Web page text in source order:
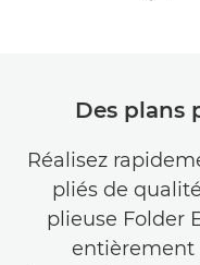
Des plans
Réalisez
pliés de
plieuse Folder
entièrement